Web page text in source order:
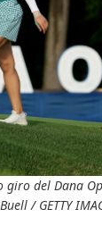
giro del Dana
/ GETTY